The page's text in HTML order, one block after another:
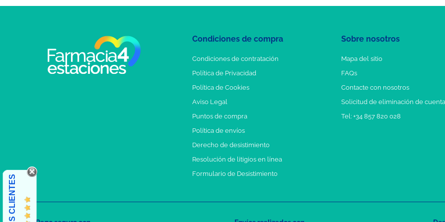
Condiciones de compra
Condiciones de contratación
Política de Privacidad
Política de Cookies
Aviso Legal
Puntos de compra
Política de envíos
Derecho de desistimiento
Resolución de litigios en línea
Formulario de Desistimiento
Sobre nosotros
Mapa del sitio
FAQs
Contacte con nosotros
Solicitud de eliminación de cuenta
Tel: +34 857 820 028